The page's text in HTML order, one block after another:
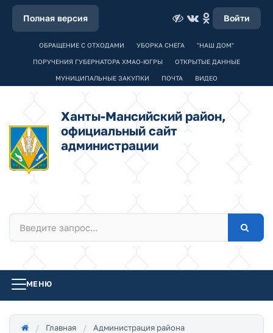
Полная версия Войти
ОБРАЩЕНИЕ С ОТХОДАМИ УБОРКА СНЕГА "НАШ ДОМ"
ПОРУЧЕНИЯ ГУБЕРНАТОРА ХМАО-ЮГРЫ ОТКРЫТЫЕ ДАННЫЕ
МУНИЦИПАЛЬНЫЕ ЗАКУПКИ ПОЧТА ВИДЕО
Ханты-Мансийский район,
официальный сайт
администрации
МЕНЮ
Главная
Администрация района